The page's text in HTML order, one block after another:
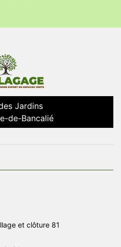
Jardins
de-Bancalié
et clôture 81